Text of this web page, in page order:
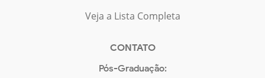
Veja a Lista Completa
CONTATO
Pós-Graduação: